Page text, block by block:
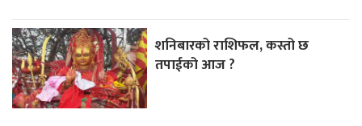
शनिबारको राशिफल, कस्तो छ
तपाईको आज ?